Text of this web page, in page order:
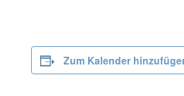
Zum Kalender